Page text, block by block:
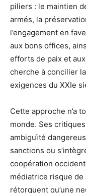
piliers : le maintien
armés, la
l’engagement en
aux bons offices,
efforts de paix et
cherche à concilier
exigences du XXIe
Cette approche n’a
monde. Ses
ambiguïté
sanctions ou
coopération
médiatrice risque de
rétorquent qu’une